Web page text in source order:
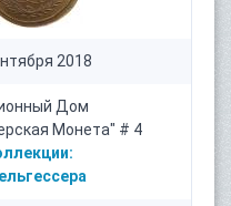
2018
Дом
Монета" # 4